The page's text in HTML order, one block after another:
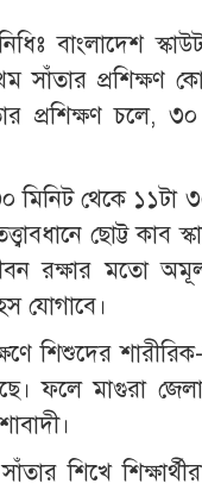
বাংলাদেশ
সাঁতার প্রশিক্ষণ
প্রশিক্ষণ চলে,
থেকে ১১টা
ছোট্ট
রক্ষার মতো
যোগাবে।
শিশুদের
ফলে মাগুরা
সাঁতার শিখে